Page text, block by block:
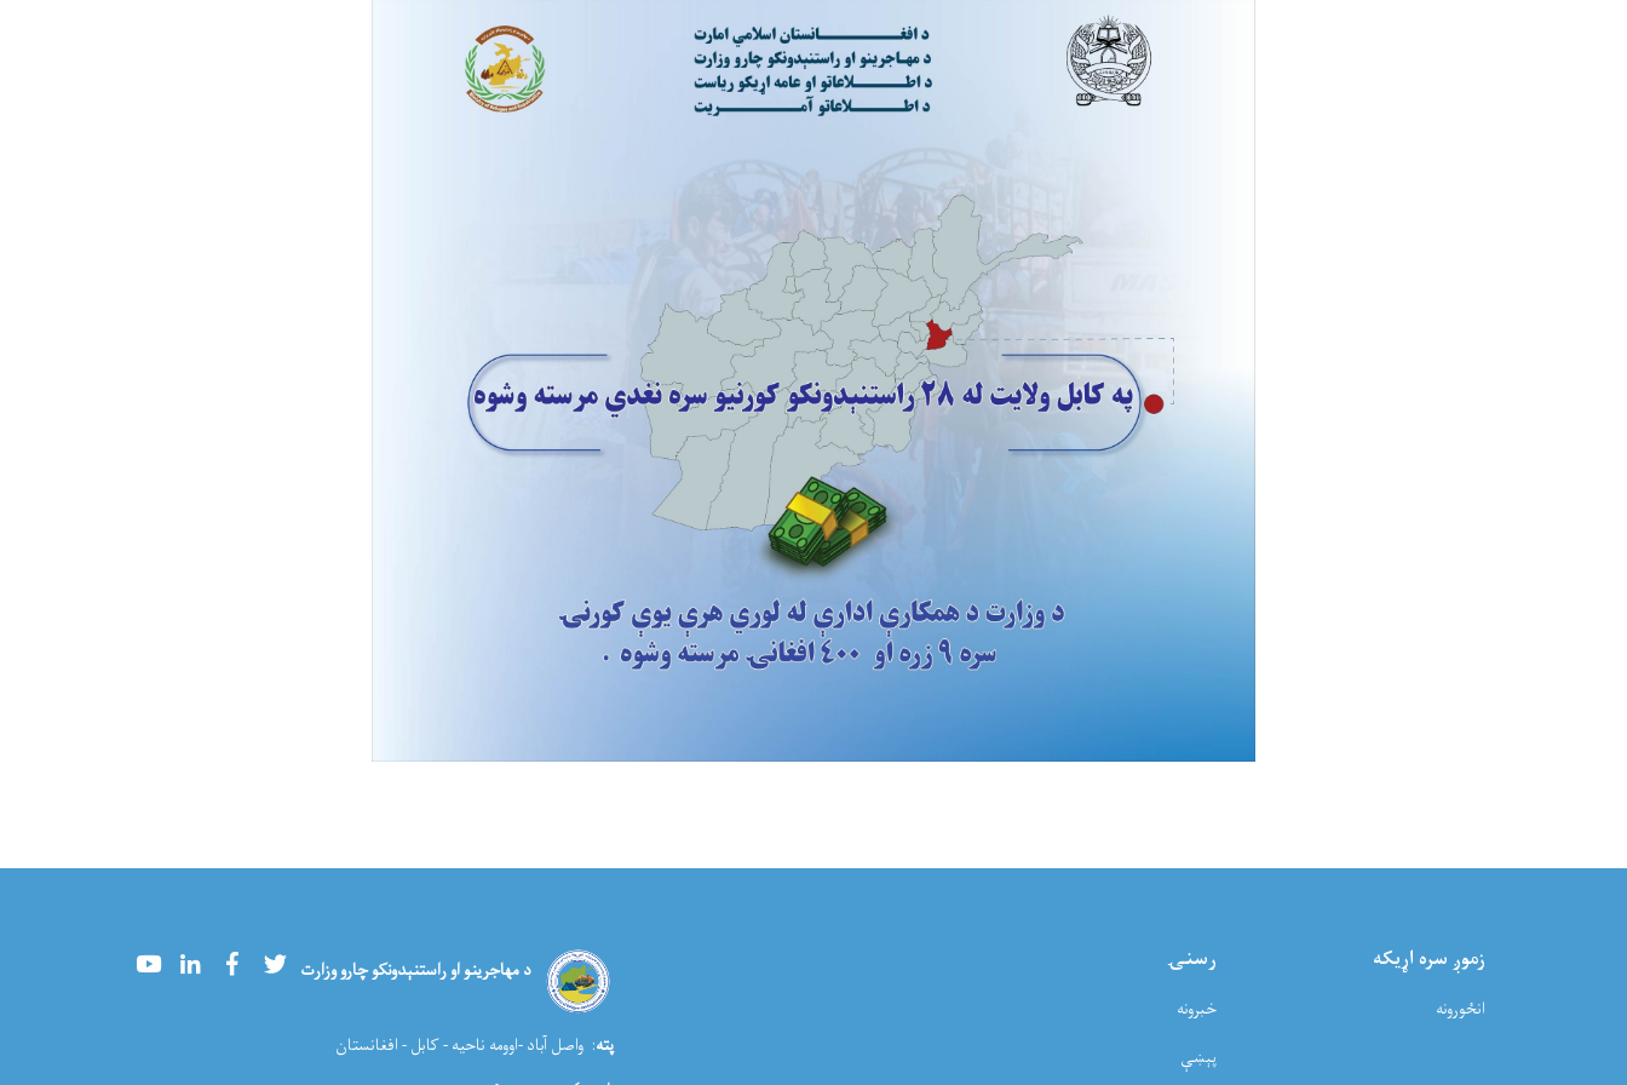
زموږ سره اړيکه
انځورونه
رسنۍ
خبرونه
پېښې
د مهاجرینو او راستنېدونکو چارو وزارت YoutubeLinkedInFacebookTwitter
پته: واصل آباد -اوومه ناحیه - کابل - افغانستان